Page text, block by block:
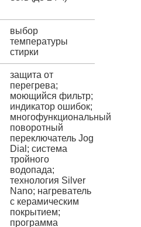
выбор
температуры
стирки
защита от
перегрева;
моющийся фильтр;
индикатор ошибок;
многофункциональный
поворотный
переключатель Jog
Dial; система
тройного
водопада;
технология Silver
Nano; нагреватель
с керамическим
покрытием;
программа